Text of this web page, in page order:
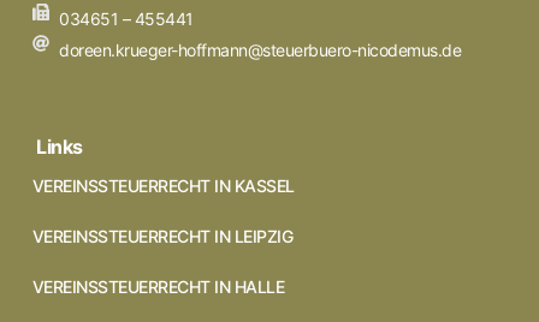
034651 – 455441
doreen.krueger-hoffmann@steuerbuero-nicodemus.de
Links
VEREINSSTEUERRECHT IN KASSEL
VEREINSSTEUERRECHT IN LEIPZIG
VEREINSSTEUERRECHT IN HALLE